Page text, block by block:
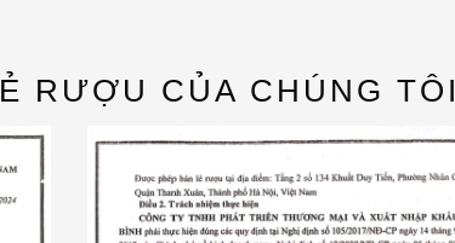
RƯỢU CỦA CHÚNG TÔI